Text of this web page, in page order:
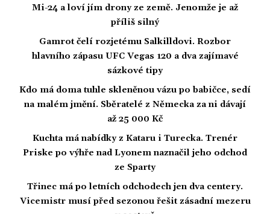
Mi-24 a loví jím drony ze země. Jenomže je až
příliš silný
Gamrot čelí rozjetému Salkilldovi. Rozbor
hlavního zápasu UFC Vegas 120 a dva zajímavé
sázkové tipy
Kdo má doma tuhle skleněnou vázu po babičce, sedí
na malém jmění. Sběratelé z Německa za ni dávají
až 25 000 Kč
Kuchta má nabídky z Kataru i Turecka. Trenér
Priske po výhře nad Lyonem naznačil jeho odchod
ze Sparty
Třinec má po letních odchodech jen dva centery.
Vicemistr musí před sezonou řešit zásadní mezeru